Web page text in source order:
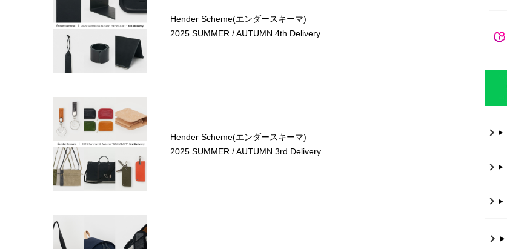
Hender Scheme(エンダースキーマ)
2025 SUMMER / AUTUMN 4th Delivery
Hender Scheme(エンダースキーマ)
2025 SUMMER / AUTUMN 3rd Delivery